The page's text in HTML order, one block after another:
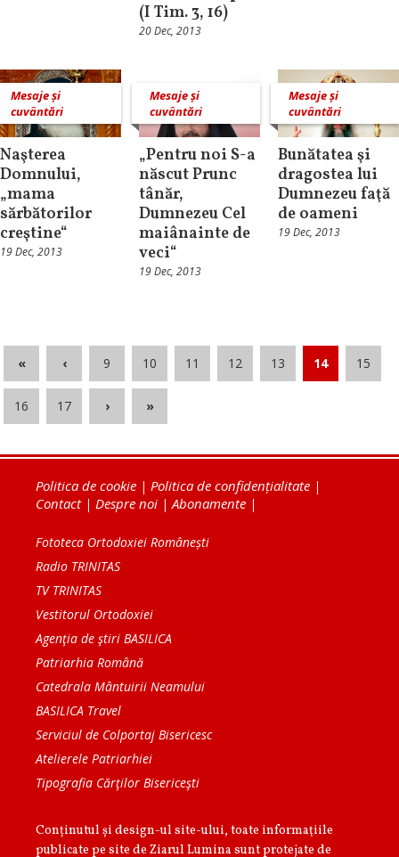
(I Tim. 3, 16)
20 Dec, 2013
Mesaje și
cuvântări
Naşterea
Domnului,
„mama
sărbătorilor
creştine“
19 Dec, 2013
Mesaje și
cuvântări
„Pentru noi S-a
născut Prunc
tânăr,
Dumnezeu Cel
maiânainte de
veci“
19 Dec, 2013
Mesaje și
cuvântări
Bunătatea şi
dragostea lui
Dumnezeu faţă
de oameni
19 Dec, 2013
« ‹ 9 10 11 12 13 14 15
16 17 › »
Politica de cookie | Politica de confidențialitate |
Contact| Despre noi |Abonamente |
Fototeca Ortodoxiei Românești
Radio TRINITAS
TV TRINITAS
Vestitorul Ortodoxiei
Agenţia de ştiri BASILICA
Patriarhia Română
Catedrala Mântuirii Neamului
BASILICA Travel
Serviciul de Colportaj Bisericesc
Atelierele Patriarhiei
Tipografia Cărţilor Bisericeşti
Conținutul și design-ul site-ului, toate informaţiile
publicate pe site de Ziarul Lumina sunt protejate de